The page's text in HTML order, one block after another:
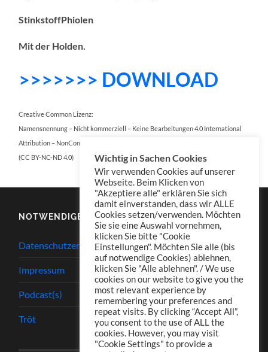
StinkstoffPhiolen
Mit der Holden.
>>>>>>> DOWNLOAD
Creative Common Lizenz:
Namensnennung – Nicht kommerziell – Keine Bearbeitungen 4.0 International
Attribution – NonCommercial – NoDerivatives 4.0 International
(CC BY-NC-ND 4.0)
NOTWENDIGES
Datenschutzerklärung
Impressum
Podcast(s)
Tröt
Wichtig in Sachen Cookies
Wir verwenden Cookies auf unserer
Webseite. Beim Klicken von
"Akzeptiere alle" erklären Sie sich
damit einverstanden, dass wir ALLE
Cookies setzen/verwenden. Möchten
Sie sie eine Auswahl vornehmen,
klicken Sie bitte "Cookie
Einstellungen". Möchten Sie alle (bis
auf notwendige Cookies) ablehnen,
klicken Sie "Alle ablehnen". / We use
cookies on our website to give you the
most relevant experience by
remembering your preferences and
repeat visits. By clicking “Accept All”,
you consent to the use of ALL the
cookies. However, you may visit
"Cookie Settings" to provide a